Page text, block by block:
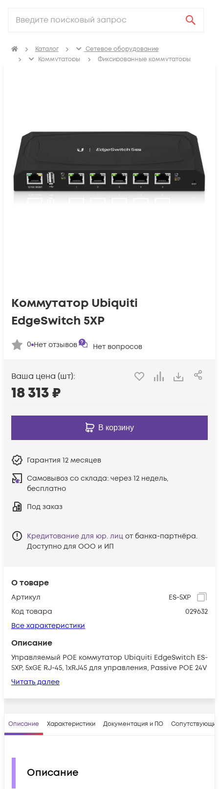
Каталог
Сетевое оборудование
Коммутаторы
Фиксированные коммутаторы
О товаре
Артикул
ES-5XP
Код товара
029632
Все характеристики
Описание
Управляемый POE коммутатор Ubiquiti EdgeSwitch ES-
5XP, 5xGE RJ-45, 1xRJ45 для управления, Passive POE 24V
Читать далее
Коммутатор Ubiquiti
EdgeSwitch 5XP
0 Нет отзывов Нет вопросов
Ваша цена (шт):
18 313₽
В корзину
Гарантия 12 месяцев
Самовывоз со склада: через 12 недель,
бесплатно
Под заказ
Кредитование для юр. лиц от банка-партнёра.
Доступно для ООО и ИП
Описание Характеристики Документация и ПО
Описание